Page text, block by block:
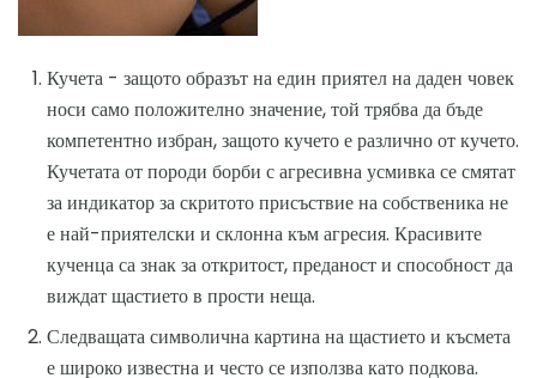
Кучета - защото образът на един приятел на даден човек
носи само положително значение, той трябва да бъде
компетентно избран, защото кучето е различно от кучето.
Кучетата от породи борби с агресивна усмивка се смятат
за индикатор за скритото присъствие на собственика не
е най-приятелски и склонна към агресия. Красивите
кученца са знак за откритост, преданост и способност да
виждат щастието в прости неща.
Следващата символична картина на щастието и късмета
е широко известна и често се използва като подкова.